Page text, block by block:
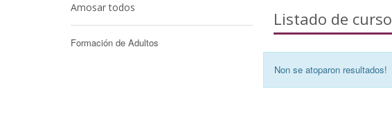
Amosar todos
Formación de Adultos
Listado de
Non se atoparon resultados!